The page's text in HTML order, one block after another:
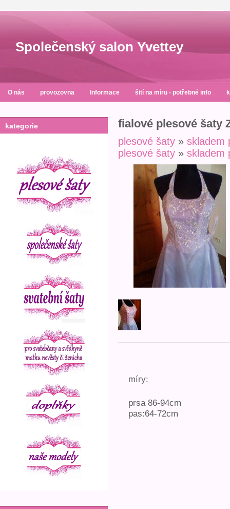
Společenský salon Yvettey
O nás provozovna Informace šití na míru - potřebné info
kategorie fialové plesové šaty
plesové šaty » skladem
plesové šaty » skladem
míry:
prsa 86-94cm
pas:64-72cm